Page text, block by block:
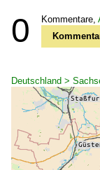
0 Kommentare,
Deutschland >